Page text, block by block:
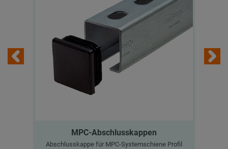
MPC-Abschlusskappen
Abschlusskappe für MPC-Systemschiene Profil